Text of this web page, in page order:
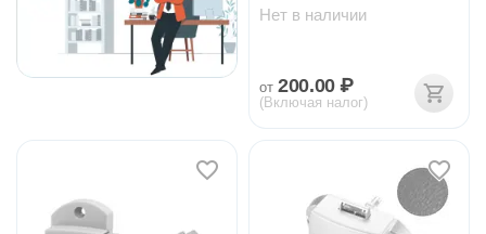
Нет в наличии
от 200.00 ₽
(Включая налог)